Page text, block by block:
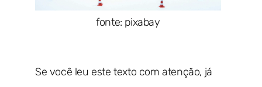
fonte: pixabay
Se você leu este texto com atenção, já